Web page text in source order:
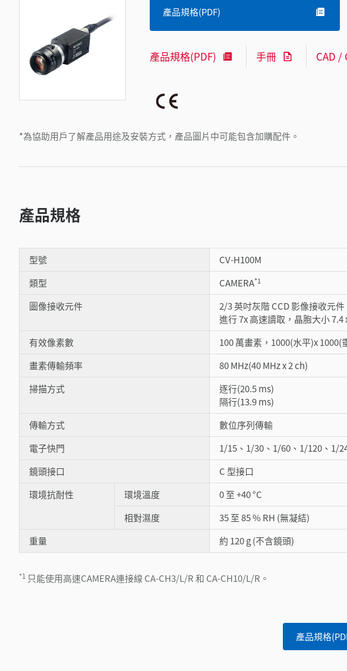
*為協助用戶了解產品用途及安裝方式，產品圖片中可能包含加購配件。
產品規格(PDF)
產品規格(PDF) 手冊 CAD /
產品規格
型號
CV-H100M
類型
CAMERA*1
圖像接收元件
2/3 英吋灰階 CCD 影像接收元
進行 7x 高速讀取，晶胞大小 7.4
有效像素數
100 萬畫素，1000(水平)x 1000(
畫素傳輸頻率
80 MHz(40 MHz x 2 ch)
掃描方式
逐行(20.5 ms)
隔行(13.9 ms)
傳輸方式
數位序列傳輸
電子快門
1/15、1/30、1/60、1/120、1/
鏡頭接口
C 型接口
環境抗耐性
環境溫度
0 至 +40 °C
相對濕度
35 至 85 % RH (無凝結)
重量
約 120 g (不含鏡頭)
*1 只能使用高速CAMERA連接線 CA-CH3/L/R 和 CA-CH10/L/R。
產品規格